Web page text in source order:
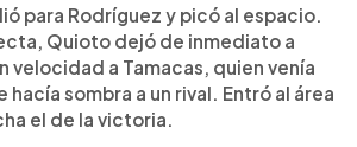
para Rodríguez y picó al espacio.
Quioto dejó de inmediato a
velocidad a Tamacas, quien venía
sombra a un rival. Entró al área
el de la victoria.